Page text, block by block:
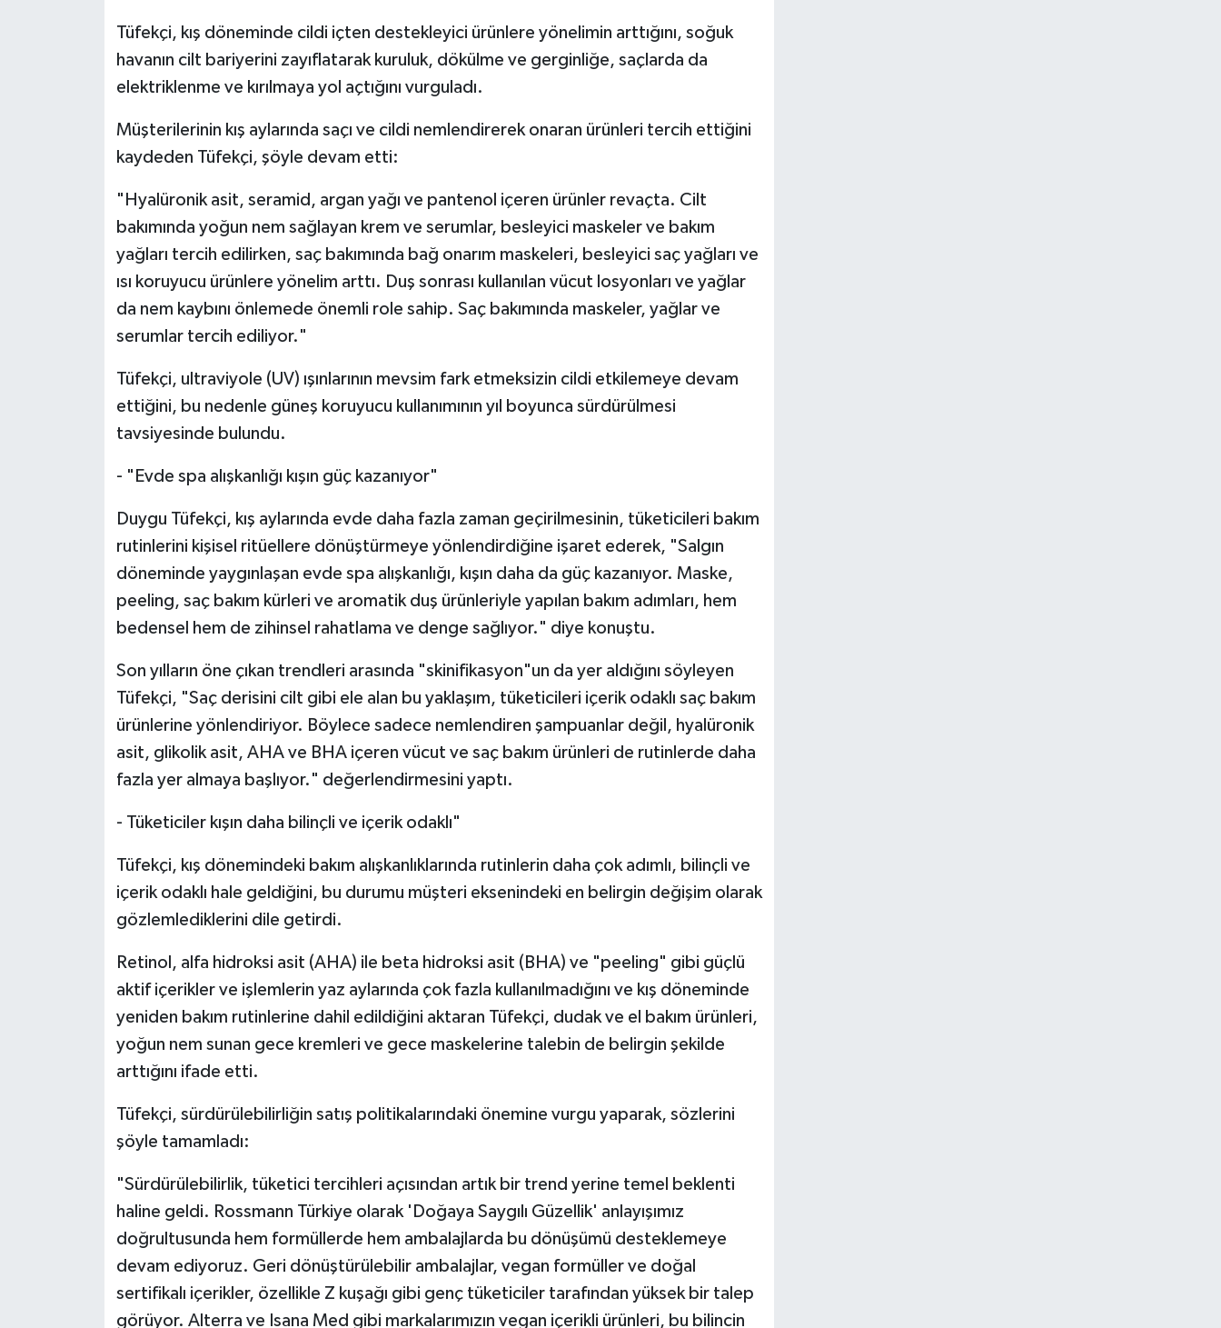
Tüfekçi, kış döneminde cildi içten destekleyici ürünlere yönelimin arttığını, soğuk
havanın cilt bariyerini zayıflatarak kuruluk, dökülme ve gerginliğe, saçlarda da
elektriklenme ve kırılmaya yol açtığını vurguladı.
Müşterilerinin kış aylarında saçı ve cildi nemlendirerek onaran ürünleri tercih ettiğini
kaydeden Tüfekçi, şöyle devam etti:
"Hyalüronik asit, seramid, argan yağı ve pantenol içeren ürünler revaçta. Cilt
bakımında yoğun nem sağlayan krem ve serumlar, besleyici maskeler ve bakım
yağları tercih edilirken, saç bakımında bağ onarım maskeleri, besleyici saç yağları ve
ısı koruyucu ürünlere yönelim arttı. Duş sonrası kullanılan vücut losyonları ve yağlar
da nem kaybını önlemede önemli role sahip. Saç bakımında maskeler, yağlar ve
serumlar tercih ediliyor."
Tüfekçi, ultraviyole (UV) ışınlarının mevsim fark etmeksizin cildi etkilemeye devam
ettiğini, bu nedenle güneş koruyucu kullanımının yıl boyunca sürdürülmesi
tavsiyesinde bulundu.
- "Evde spa alışkanlığı kışın güç kazanıyor"
Duygu Tüfekçi, kış aylarında evde daha fazla zaman geçirilmesinin, tüketicileri bakım
rutinlerini kişisel ritüellere dönüştürmeye yönlendirdiğine işaret ederek, "Salgın
döneminde yaygınlaşan evde spa alışkanlığı, kışın daha da güç kazanıyor. Maske,
peeling, saç bakım kürleri ve aromatik duş ürünleriyle yapılan bakım adımları, hem
bedensel hem de zihinsel rahatlama ve denge sağlıyor." diye konuştu.
Son yılların öne çıkan trendleri arasında "skinifikasyon"un da yer aldığını söyleyen
Tüfekçi, "Saç derisini cilt gibi ele alan bu yaklaşım, tüketicileri içerik odaklı saç bakım
ürünlerine yönlendiriyor. Böylece sadece nemlendiren şampuanlar değil, hyalüronik
asit, glikolik asit, AHA ve BHA içeren vücut ve saç bakım ürünleri de rutinlerde daha
fazla yer almaya başlıyor." değerlendirmesini yaptı.
- Tüketiciler kışın daha bilinçli ve içerik odaklı"
Tüfekçi, kış dönemindeki bakım alışkanlıklarında rutinlerin daha çok adımlı, bilinçli ve
içerik odaklı hale geldiğini, bu durumu müşteri eksenindeki en belirgin değişim olarak
gözlemlediklerini dile getirdi.
Retinol, alfa hidroksi asit (AHA) ile beta hidroksi asit (BHA) ve "peeling" gibi güçlü
aktif içerikler ve işlemlerin yaz aylarında çok fazla kullanılmadığını ve kış döneminde
yeniden bakım rutinlerine dahil edildiğini aktaran Tüfekçi, dudak ve el bakım ürünleri,
yoğun nem sunan gece kremleri ve gece maskelerine talebin de belirgin şekilde
arttığını ifade etti.
Tüfekçi, sürdürülebilirliğin satış politikalarındaki önemine vurgu yaparak, sözlerini
şöyle tamamladı:
"Sürdürülebilirlik, tüketici tercihleri açısından artık bir trend yerine temel beklenti
haline geldi. Rossmann Türkiye olarak 'Doğaya Saygılı Güzellik' anlayışımız
doğrultusunda hem formüllerde hem ambalajlarda bu dönüşümü desteklemeye
devam ediyoruz. Geri dönüştürülebilir ambalajlar, vegan formüller ve doğal
sertifikalı içerikler, özellikle Z kuşağı gibi genç tüketiciler tarafından yüksek bir talep
görüyor. Alterra ve Isana Med gibi markalarımızın vegan içerikli ürünleri, bu bilincin